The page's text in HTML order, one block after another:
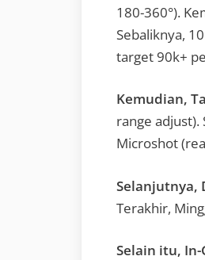
180-360°).
Sebaliknya,
target 90k+
Kemudian,
range adjust).
Microshot
Selanjutnya,
Terakhir,
Selain itu, In-